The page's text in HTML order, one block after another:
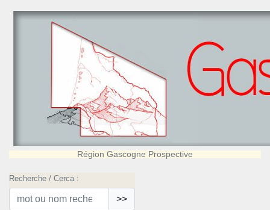
Région Gascogne Prospective
Recherche / Cerca :
>>